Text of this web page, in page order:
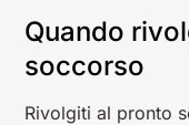
Quando
soccorso
Rivolgiti al pronto